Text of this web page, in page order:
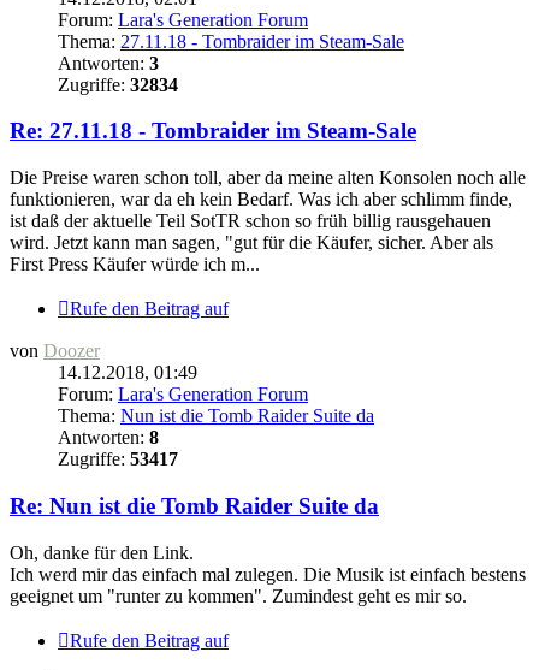
Forum: Lara's Generation Forum
Thema: 27.11.18 - Tombraider im Steam-Sale
Antworten: 3
Zugriffe: 32834
Re: 27.11.18 - Tombraider im Steam-Sale
Die Preise waren schon toll, aber da meine alten Konsolen noch alle
funktionieren, war da eh kein Bedarf. Was ich aber schlimm finde,
ist daß der aktuelle Teil SotTR schon so früh billig rausgehauen
wird. Jetzt kann man sagen, "gut für die Käufer, sicher. Aber als
First Press Käufer würde ich m...
Rufe den Beitrag auf
von Doozer
14.12.2018, 01:49
Forum: Lara's Generation Forum
Thema: Nun ist die Tomb Raider Suite da
Antworten: 8
Zugriffe: 53417
Re: Nun ist die Tomb Raider Suite da
Oh, danke für den Link.
Ich werd mir das einfach mal zulegen. Die Musik ist einfach bestens
geeignet um "runter zu kommen". Zumindest geht es mir so.
Rufe den Beitrag auf